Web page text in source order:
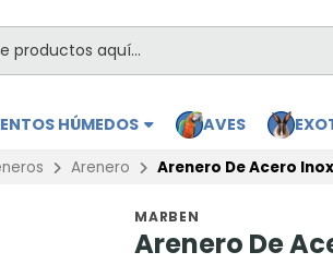
HÚMEDOS AVES
Arenero Arenero De Acero
MARBEN
Arenero De